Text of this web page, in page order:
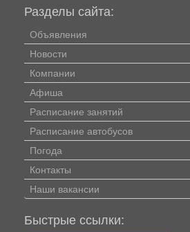
Разделы сайта:
Объявления
Новости
Компании
Афиша
Расписание занятий
Расписание автобусов
Погода
Контакты
Наши вакансии
Быстрые ссылки: